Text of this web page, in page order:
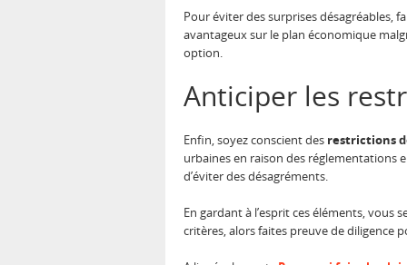
Pour éviter des surprises désagréables,
avantageux sur le plan économique
option.
Anticiper les
Enfin, soyez conscient des restrictions
urbaines en raison des réglementations
d’éviter des désagréments.
En gardant à l’esprit ces éléments, vous
critères, alors faites preuve de diligence